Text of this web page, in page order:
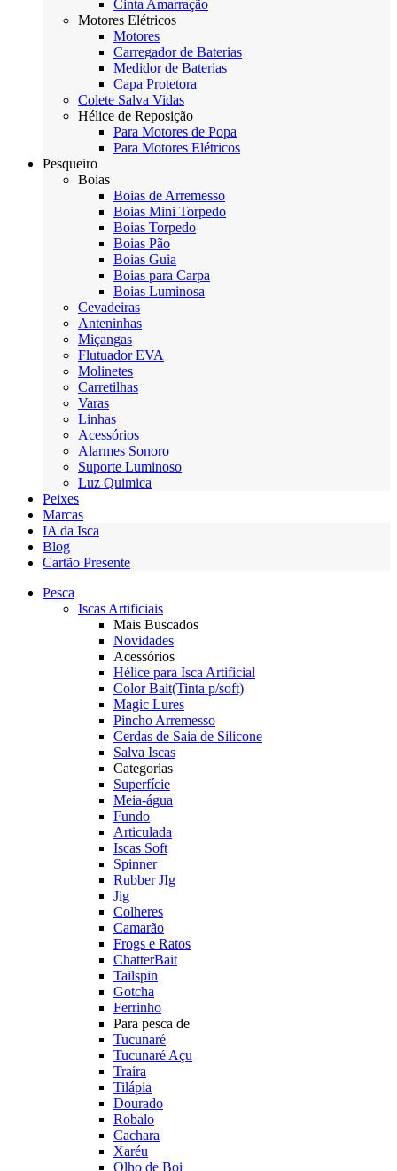
Cinta Amarração
Motores Elétricos
Motores
Carregador de Baterias
Medidor de Baterias
Capa Protetora
Colete Salva Vidas
Hélice de Reposição
Para Motores de Popa
Para Motores Elétricos
Pesqueiro
Boias
Boias de Arremesso
Boias Mini Torpedo
Boias Torpedo
Boias Pão
Boias Guia
Boias para Carpa
Boias Luminosa
Cevadeiras
Anteninhas
Miçangas
Flutuador EVA
Molinetes
Carretilhas
Varas
Linhas
Acessórios
Alarmes Sonoro
Suporte Luminoso
Luz Quimica
Peixes
Marcas
IA da Isca
Blog
Cartão Presente
Pesca
Iscas Artificiais
Mais Buscados
Novidades
Acessórios
Hélice para Isca Artificial
Color Bait(Tinta p/soft)
Magic Lures
Pincho Arremesso
Cerdas de Saia de Silicone
Salva Iscas
Categorias
Superfície
Meia-água
Fundo
Articulada
Iscas Soft
Spinner
Rubber JIg
Jig
Colheres
Camarão
Frogs e Ratos
ChatterBait
Tailspin
Gotcha
Ferrinho
Para pesca de
Tucunaré
Tucunaré Açu
Traíra
Tilápia
Dourado
Robalo
Cachara
Xaréu
Olho de Boi